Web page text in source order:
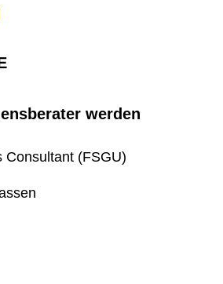
werden
Consultant (FSGU)